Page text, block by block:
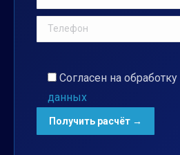
Согласен на обработку
данных